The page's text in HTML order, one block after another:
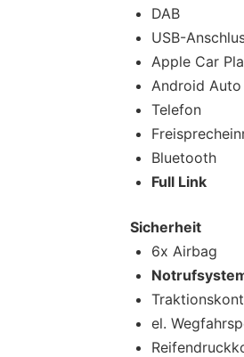
DAB
USB-
Apple Car
Android Auto
Telefon
Bluetooth
Full Link
Sicherheit
6x Airbag
el.